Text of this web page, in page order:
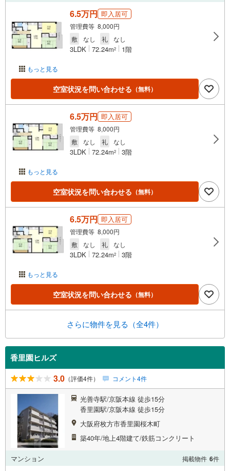
もっと見る
6.5万円 即入居可
管理費等 8,000円
敷
なし 礼 なし
3LDK 72.24m2 1階
空室状況を問い合わせる （無料）
もっと見る
6.5万円 即入居可
管理費等 8,000円
敷
なし 礼 なし
3LDK 72.24m2 3階
空室状況を問い合わせる （無料）
もっと見る
6.5万円 即入居可
管理費等 8,000円
敷
なし 礼 なし
3LDK 72.24m2 3階
空室状況を問い合わせる （無料）
さらに物件を見る（全4件）
香里園ヒルズ
3.0 （評価4件） コメント4件
光善寺駅/京阪本線 徒歩15分
香里園駅/京阪本線 徒歩15分
大阪府枚方市香里園桜木町
築40年/地上4階建て/鉄筋コンクリート
マンション 掲載物件 6件